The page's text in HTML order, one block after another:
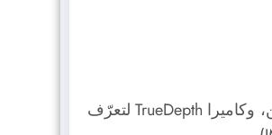
تضم نظارة آبل Vision Pro كاميرتين رئيسيتين عاليتي الدقة، وست كاميرات لتتبع البيئة المحيطة بك، وأربع كاميرات لتتبع حركة العين، وكاميرا TrueDepth لتعرّف